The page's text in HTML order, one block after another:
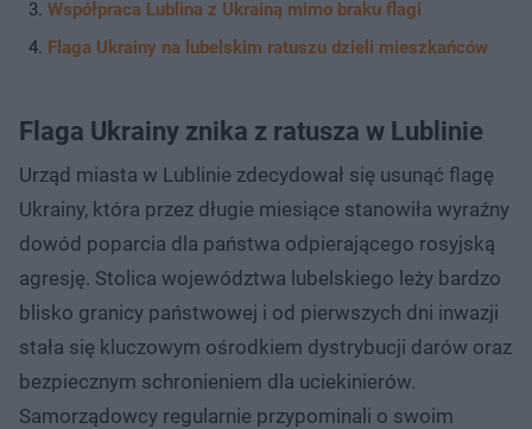
Współpraca Lublina z Ukrainą mimo braku flagi
Flaga Ukrainy na lubelskim ratuszu dzieli mieszkańców
Flaga Ukrainy znika z ratusza w Lublinie
Urząd miasta w Lublinie zdecydował się usunąć flagę
Ukrainy, która przez długie miesiące stanowiła wyraźny
dowód poparcia dla państwa odpierającego rosyjską
agresję. Stolica województwa lubelskiego leży bardzo
blisko granicy państwowej i od pierwszych dni inwazji
stała się kluczowym ośrodkiem dystrybucji darów oraz
bezpiecznym schronieniem dla uciekinierów.
Samorządowcy regularnie przypominali o swoim